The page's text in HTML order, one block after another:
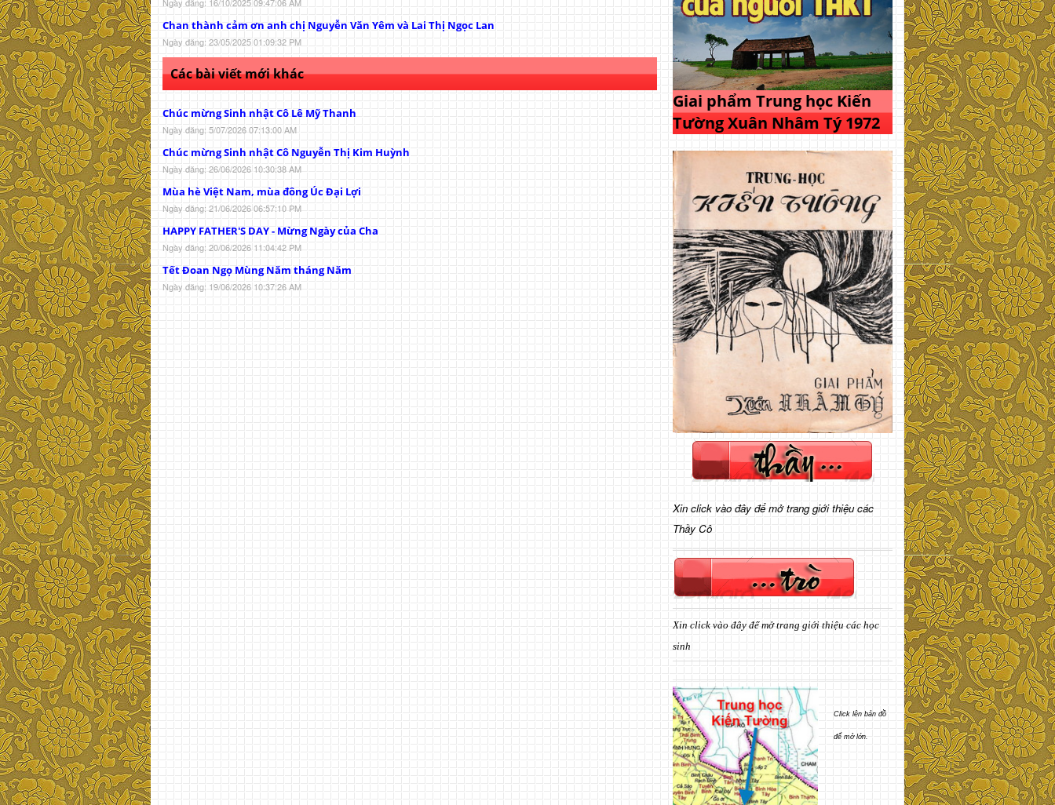
Chan thành cảm ơn anh chị Nguyễn Văn Yêm và Lai Thị Ngọc Lan
Ngày đăng: 23/05/2025 01:09:32 PM
Các bài viết mới khác
Chúc mừng Sinh nhật Cô Lê Mỹ Thanh
Ngày đăng: 5/07/2026 07:13:00 AM
Chúc mừng Sinh nhật Cô Nguyễn Thị Kim Huỳnh
Ngày đăng: 26/06/2026 10:30:38 AM
Mùa hè Việt Nam, mùa đông Úc Đại Lợi
Ngày đăng: 21/06/2026 06:57:10 PM
HAPPY FATHER'S DAY - Mừng Ngày của Cha
Ngày đăng: 20/06/2026 11:04:42 PM
Tết Đoan Ngọ Mùng Năm tháng Năm
Ngày đăng: 19/06/2026 10:37:26 AM
Giai phẩm Trung học Kiến
Tường Xuân Nhâm Tý 1972
Xin click vào đây để mở trang giới thiệu các
Thầy Cô
Xin click vào đây để mở trang giới thiệu các học
sinh
Click lên bản đồ
để mở lớn.